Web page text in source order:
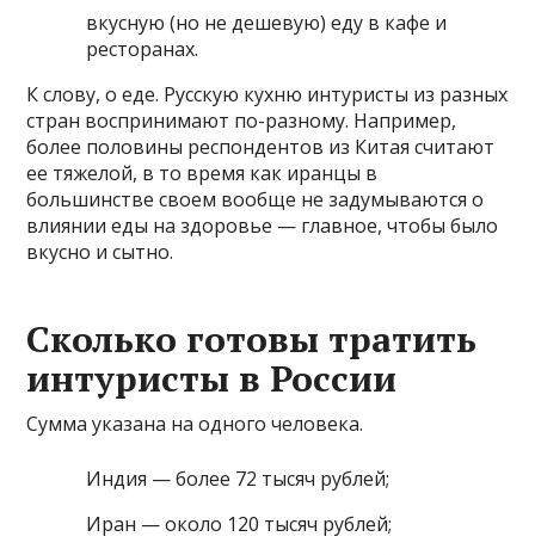
вкусную (но не дешевую) еду в кафе и
ресторанах.
К слову, о еде. Русскую кухню интуристы из разных
стран воспринимают по-разному. Например,
более половины респондентов из Китая считают
ее тяжелой, в то время как иранцы в
большинстве своем вообще не задумываются о
влиянии еды на здоровье — главное, чтобы было
вкусно и сытно.
Сколько готовы тратить
интуристы в России
Сумма указана на одного человека.
Индия — более 72 тысяч рублей;
Иран — около 120 тысяч рублей;